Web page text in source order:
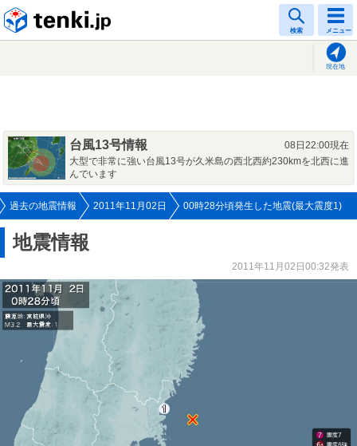
検索 メニュー
現在地
台風13号情報
08日22:00現在
大型で非常に強い台風13号が久米島の西北西約230kmを北西に進
んでいます
過去の地震情報 2011年11月02日 00時28分頃発生した地震(最大震度1)
地震情報
2011年11月02日00:32発表